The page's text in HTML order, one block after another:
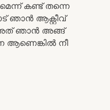
കണ്ട് തന്നെ
ഞാൻ ആക്റ്റീവ്
ഞാൻ അങ്ങ്
ആണെങ്കിൽ നീ